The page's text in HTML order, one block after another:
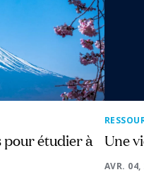
pour étudier à Une
AVR. 04,